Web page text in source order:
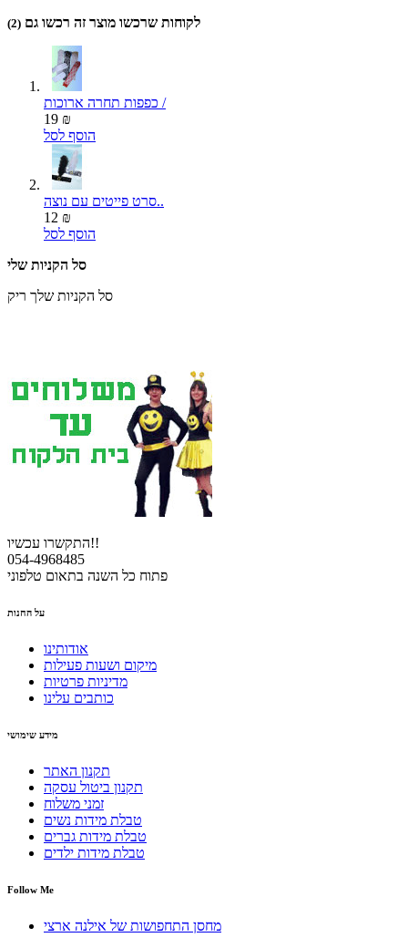
לקוחות שרכשו מוצר זה רכשו גם (2)
כפפות תחרה ארוכות /
19 ₪
הוסף לסל
סרט פייטים עם נוצה..
12 ₪
הוסף לסל
סל הקניות שלי
סל הקניות שלך ריק
התקשרו עכשיו!!
054-4968485
פתוח כל השנה בתאום טלפוני
על החנות
אודותינו
מיקום ושעות פעילות
מדיניות פרטיות
כותבים עלינו
מידע שימושי
תקנון האתר
תקנון ביטול עסקה
זמני משלוח
טבלת מידות נשים
טבלת מידות גברים
טבלת מידות ילדים
Follow Me
מחסן התחפושות של אילנה ארצי